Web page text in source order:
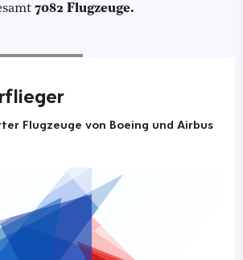
7082 Flugzeuge.
Flugzeuge von Boeing und Airbus